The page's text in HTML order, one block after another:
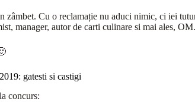
zâmbet. Cu o reclamație nu aduci nimic, ci iei
manager, autor de carti culinare si mai ales, OM.
gatesti si castigi
concurs: